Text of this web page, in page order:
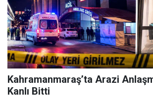
Kahramanmaraş’ta Arazi
Kanlı Bitti